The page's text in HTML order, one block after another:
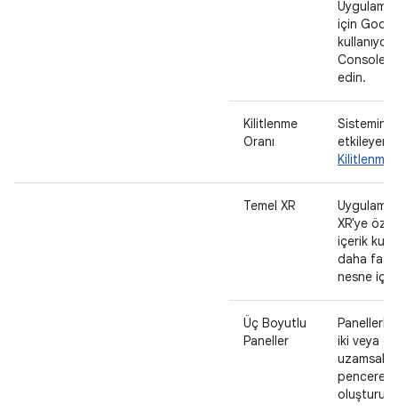
için
edin.
Kilitlenme
Oranı
Sistemin
etkileyen
Kilitlenme
Temel XR
XR'ye
içerik
daha
nesne
Üç Boyutlu
Paneller
Panellerle
iki veya
uzamsal